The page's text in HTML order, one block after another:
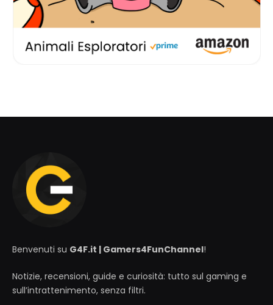
Benvenuti su G4F.it | Gamers4FunChannel!
Notizie, recensioni, guide e curiosità: tutto sul gaming e
sull’intrattenimento, senza filtri.